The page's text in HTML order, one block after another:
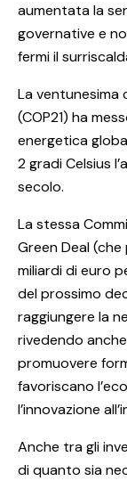
aumentata la
governative e
fermi il
La ventunesima
(COP21) ha
energetica
2 gradi Celsius
secolo.
La stessa
Green Deal
miliardi di euro
del prossimo
raggiungere la
rivedendo
promuovere
favoriscano
l’innovazione
Anche tra gli
di quanto sia